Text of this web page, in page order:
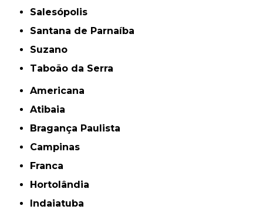
Salesópolis
Santana de Parnaíba
Suzano
Taboão da Serra
Americana
Atibaia
Bragança Paulista
Campinas
Franca
Hortolândia
Indaiatuba